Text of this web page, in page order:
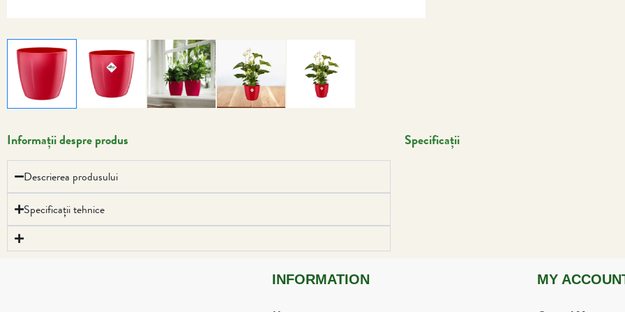
Informații despre produs
Descrierea produsului
Specificații tehnice
Specificații
INFORMATION MY